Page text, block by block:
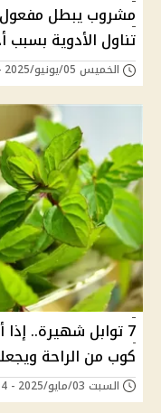
مشروب يبطل مفعول
تناول الأدوية
الخميس 05/يونيو/2025 - 06:00 ص
7 توابل شهيرة..
كوب من الراحة
السبت 03/مايو/2025 - 01:54 م